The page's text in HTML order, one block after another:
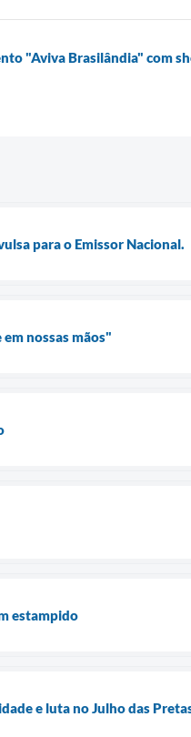
"Aviva Brasilândia" com
para o Emissor Nacional.
nossas mãos"
estampido
e luta no Julho das